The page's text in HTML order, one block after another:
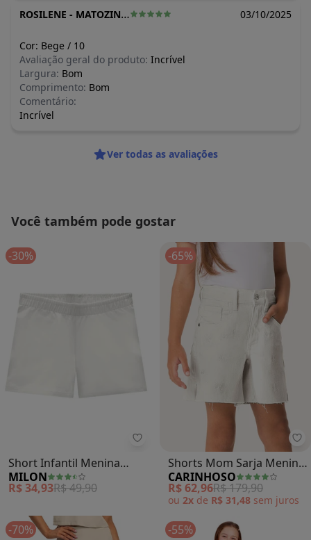
ROSILENE - MATOZINHOS - MG 03/10/2025
Cor: Bege / 10
Avaliação geral do produto: Incrível
Largura: Bom
Comprimento: Bom
Comentário:
Incrível
Ver todas as avaliações
Você também pode gostar
-30%
Milon - Short Infantil Menina
Short Infantil Menina
Básico (Off White)
MILON
R$ 34,93R$ 49,90
-65%
Shorts Mom Sarja Menina
(Off White)
CARINHOSO
R$ 62,96R$ 179,90
ou 2x de R$ 31,48 sem juros
-70% -55%